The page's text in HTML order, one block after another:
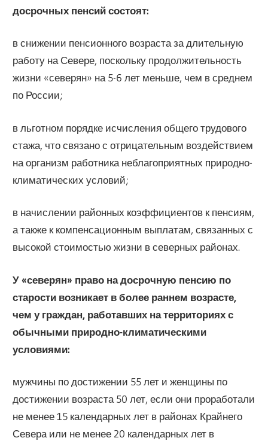
досрочных пенсий состоят:
в снижении пенсионного возраста за длительную
работу на Севере, посколь­ку продолжительность
жизни «северян» на 5-6 лет меньше, чем в среднем
по России;
в льготном порядке исчисления общего трудового
стажа, что связано с отрица­тельным воздействием
на организм работника неблагоприятных природно-
климатических условий;
в начислении районных коэффициентов к пенсиям,
а также к компенсаци­онным выплатам, связанных с
высокой стоимостью жизни в северных рай­онах.
У «северян» право на досрочную пенсию по
старости возникает в более раннем возрасте,
чем у граждан, работавших на территориях с
обычными природно-климатическими
условиями:
мужчины по достижении 55 лет и женщины по
достижении возраста 50 лет, если они проработали
не менее 15 календарных лет в районах Крайнего
Севе­ра или не менее 20 календарных лет в